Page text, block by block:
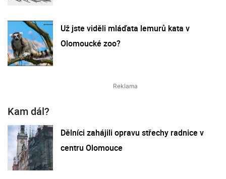
Už jste viděli mláďata lemurů kata v
Olomoucké zoo?
Kam dál?
Dělníci zahájili opravu střechy radnice v
centru Olomouce